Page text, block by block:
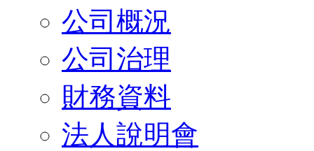
公司概況
公司治理
財務資料
法人說明會